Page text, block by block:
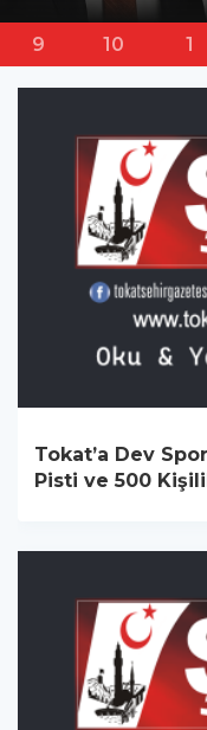
10 1 2
Tokat’a Dev
Pisti ve 500